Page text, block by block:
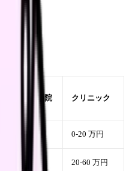
ます。
民間総合病院 クリニック
20-50 万円 0-20 万円
50-120 万円 20-60 万円